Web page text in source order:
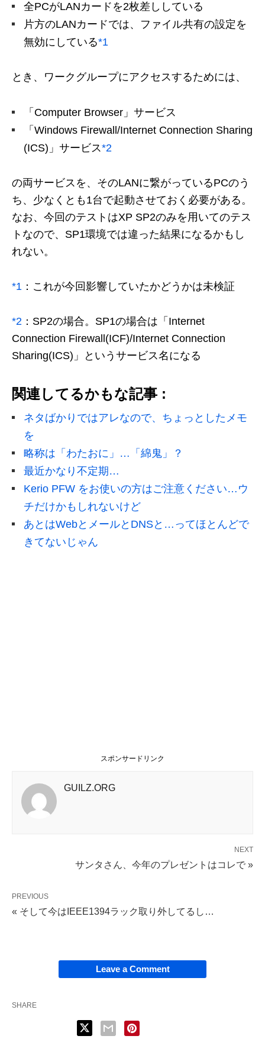
全PCがLANカードを2枚差ししている
片方のLANカードでは、ファイル共有の設定を
無効にしている*1
とき、ワークグループにアクセスするためには、
「Computer Browser」サービス
「Windows Firewall/Internet Connection Sharing
(ICS)」サービス*2
の両サービスを、そのLANに繋がっているPCのう
ち、少なくとも1台で起動させておく必要がある。
なお、今回のテストはXP SP2のみを用いてのテス
トなので、SP1環境では違った結果になるかもし
れない。
*1 ：これが今回影響していたかどうかは未検証
*2 ：SP2の場合。SP1の場合は「Internet
Connection Firewall(ICF)/Internet Connection
Sharing(ICS)」というサービス名になる
関連してるかもな記事 :
ネタばかりではアレなので、ちょっとしたメモ
を
略称は「わたおに」…「綿鬼」？
最近かなり不定期…
Kerio PFW をお使いの方はご注意ください…ウ
チだけかもしれないけど
あとはWebとメールとDNSと…ってほとんどで
きてないじゃん
スポンサードリンク
GUILZ.ORG
NEXT
サンタさん、今年のプレゼントはコレで »
PREVIOUS
« そして今はIEEE1394ラック取り外してるし…
Leave a Comment
SHARE